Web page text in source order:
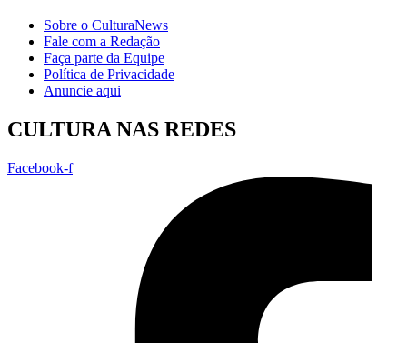
Sobre o CulturaNews
Fale com a Redação
Faça parte da Equipe
Política de Privacidade
Anuncie aqui
CULTURA NAS REDES
Facebook-f